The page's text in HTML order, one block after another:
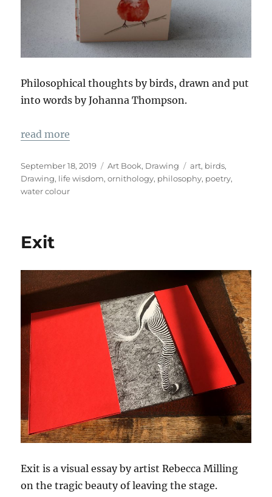
Philosophical thoughts by birds, drawn and put
into words by Johanna Thompson.
read more
Veröffentlicht
am
September 18, 2019 Kategorien
Art Book, Drawing Schlagwörter
art, birds,
Drawing, life wisdom,ornithology, philosophy, poetry,
water colour
Exit
Exit is a visual essay by artist Rebecca Milling
on the tragic beauty of leaving the stage.